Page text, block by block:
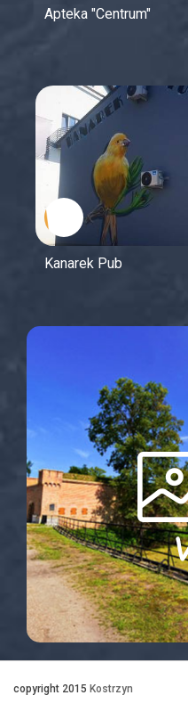
Apteka "Centrum"
Kanarek Pub
copyright 2015 Kostrzyn